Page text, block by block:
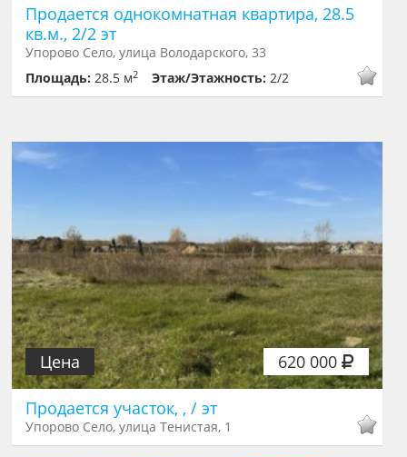
Продается однокомнатная квартира, 28.5
кв.м., 2/2 эт
Упорово Село, улица Володарского, 33
Площадь:28.5 м2 Этаж/Этажность:2/2
620 000
Цена
Продается участок, , / эт
Упорово Село, улица Тенистая, 1